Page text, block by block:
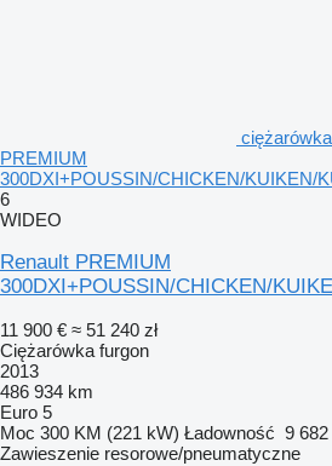
PREMIUM
300DXI+POUSSIN/CHICKEN/KUIKEN/
6
WIDEO
Renault PREMIUM
300DXI+POUSSIN/CHICKEN/
11 900 € ≈ 51 240 zł
Ciężarówka furgon
2013
486 934 km
Euro 5
Moc 300 KM (221 kW) Ładowność 9
Zawieszenie resorowe/pneumatyczne